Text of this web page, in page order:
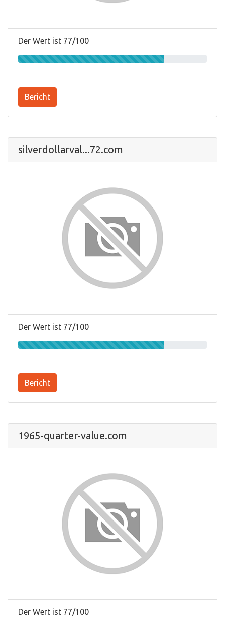
Der Wert ist 77/100
Bericht
silverdollarval...72.com
Der Wert ist 77/100
Bericht
1965-quarter-value.com
Der Wert ist 77/100